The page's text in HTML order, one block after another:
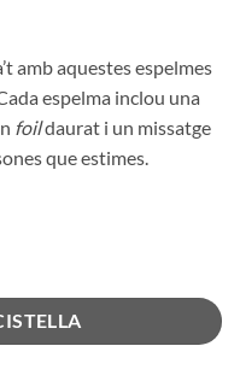
amb aquestes espelmes
espelma inclou una
foildaurat i un missatge
que estimes.
petit